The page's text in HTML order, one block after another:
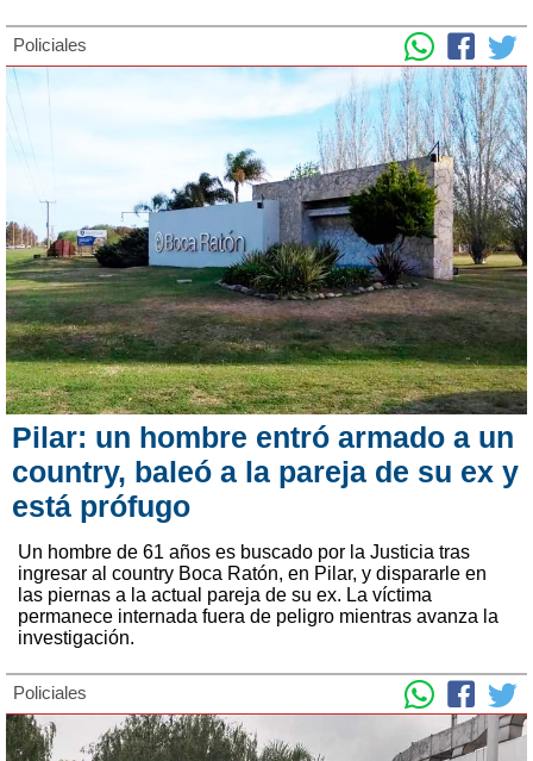
Policiales
Pilar: un hombre entró armado a un
country, baleó a la pareja de su ex y
está prófugo
Un hombre de 61 años es buscado por la Justicia tras
ingresar al country Boca Ratón, en Pilar, y dispararle en
las piernas a la actual pareja de su ex. La víctima
permanece internada fuera de peligro mientras avanza la
investigación.
Policiales